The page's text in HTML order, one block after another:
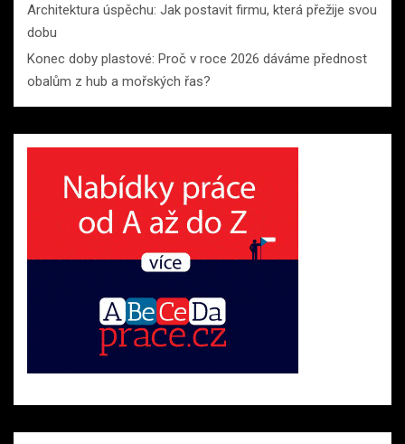
Architektura úspěchu: Jak postavit firmu, která přežije svou
dobu
Konec doby plastové: Proč v roce 2026 dáváme přednost
obalům z hub a mořských řas?